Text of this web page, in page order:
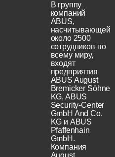
В группу
компаний
ABUS,
насчитывающей
около 2500
сотрудников по
всему миру,
входят
предприятия
ABUS August
Bremicker Söhne
KG, ABUS
Security-Center
GmbH And Co.
KG и ABUS
Pfaffenhain
GmbH.
Компания